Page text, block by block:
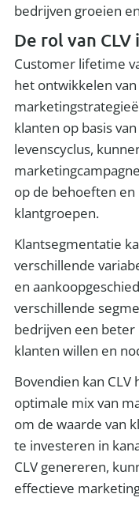
bedrijven groeien
De rol van
Customer lifetime
het ontwikkelen
klanten op basis
levenscyclus,
op de behoeften en
klantgroepen.
Klantsegmentatie
verschillende
en
verschillende
bedrijven een beter
klanten willen en
Bovendien kan
optimale mix van
om de waarde van
te investeren in
CLV genereren,
effectieve